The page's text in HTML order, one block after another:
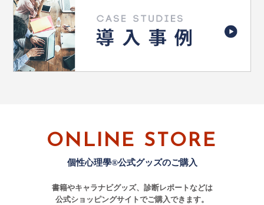
ONLINE STORE
個性心理學®公式グッズのご購入
書籍やキャラナビグッズ、診断レポートなどは
公式ショッピングサイトでご購入できます。